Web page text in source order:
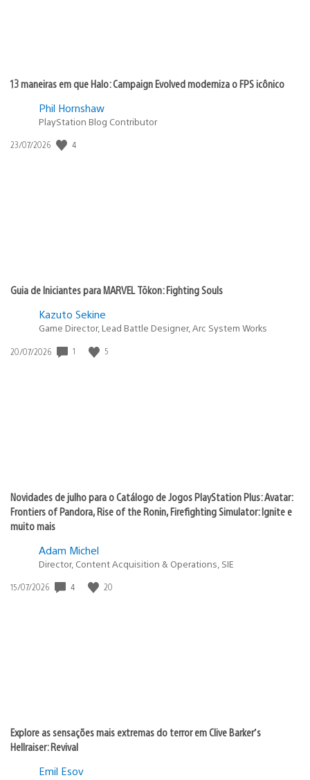
13 maneiras em que Halo: Campaign Evolved moderniza o FPS icônico
Phil Hornshaw
PlayStation Blog Contributor
Data
23/07/2026 4
Guia de Iniciantes para MARVEL Tōkon: Fighting Souls
Kazuto Sekine
Game Director, Lead Battle Designer, Arc System Works
Data
20/07/2026 1 5
Novidades de julho para o Catálogo de Jogos PlayStation Plus: Avatar:
Frontiers of Pandora, Rise of the Ronin, Firefighting Simulator: Ignite e
muito mais
Adam Michel
Director, Content Acquisition & Operations, SIE
Data
15/07/2026 4 20
Explore as sensações mais extremas do terror em Clive Barker’s
Hellraiser: Revival
Emil Esov